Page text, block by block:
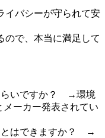
イバシーが守られて安
ので、本当に満足して
らいですか？ →環境
メーカー発表されてい
とはできますか？ →